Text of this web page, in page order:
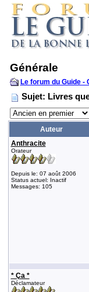
Générale
Le forum du Guide
Sujet: Livres
Auteur
Anthracite
Orateur
Depuis le: 07 août 2006
Status actuel: Inactif
Messages: 105
* Ça *
Déclamateur